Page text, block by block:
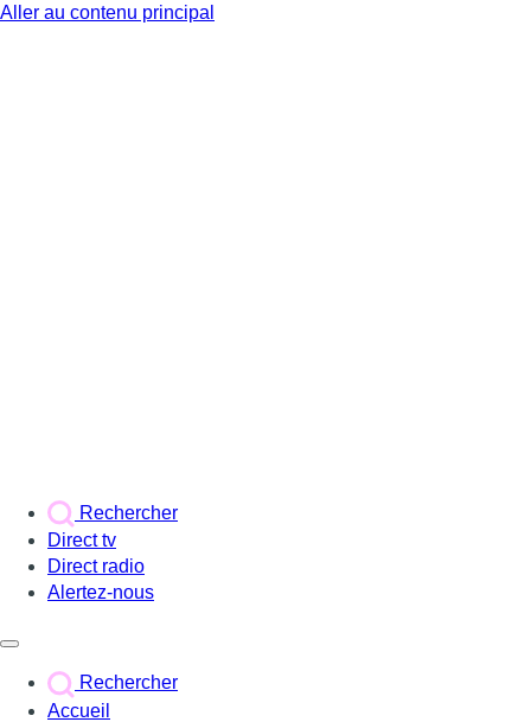
Aller au contenu principal
Rechercher
Direct tv
Direct radio
Alertez-nous
Rechercher
Accueil